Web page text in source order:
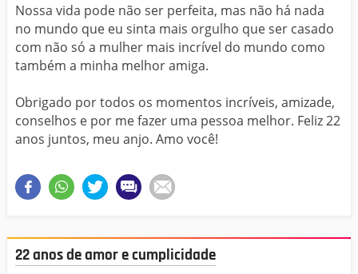
Nossa vida pode não ser perfeita, mas não há nada
no mundo que eu sinta mais orgulho que ser casado
com não só a mulher mais incrível do mundo como
também a minha melhor amiga.
Obrigado por todos os momentos incríveis, amizade,
conselhos e por me fazer uma pessoa melhor. Feliz 22
anos juntos, meu anjo. Amo você!
22 anos de amor e cumplicidade